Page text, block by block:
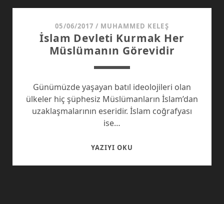
YARDIMI
05/06/2017 / MUHAMMED KELEŞ
İslam Devleti Kurmak Her
Müslümanın Görevidir
Günümüzde yaşayan batıl ideolojileri olan
ülkeler hiç şüphesiz Müslümanların İslam’dan
uzaklaşmalarının eseridir. İslam coğrafyası
ise…
YAZIYI OKU